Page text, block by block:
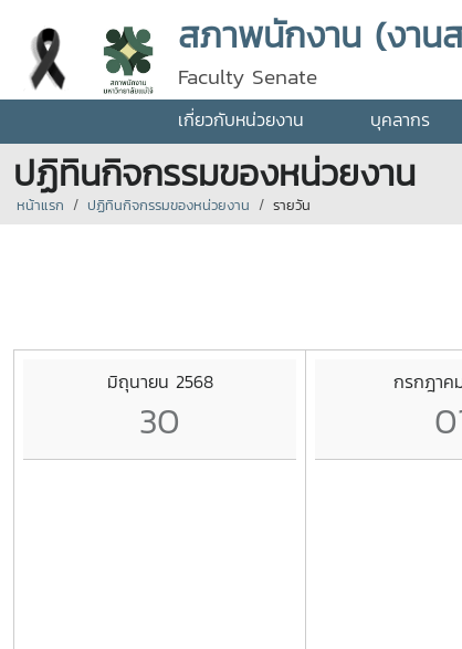
สภาพนักงาน (งาน
Faculty Senate
เกี่ยวกับหน่วยงาน บุคลากร
ปฏิทินกิจกรรมของหน่วยงาน
หน้าแรก ปฏิทินกิจกรรมของหน่วยงาน รายวัน
มิถุนายน 2568
30
กรกฎาค